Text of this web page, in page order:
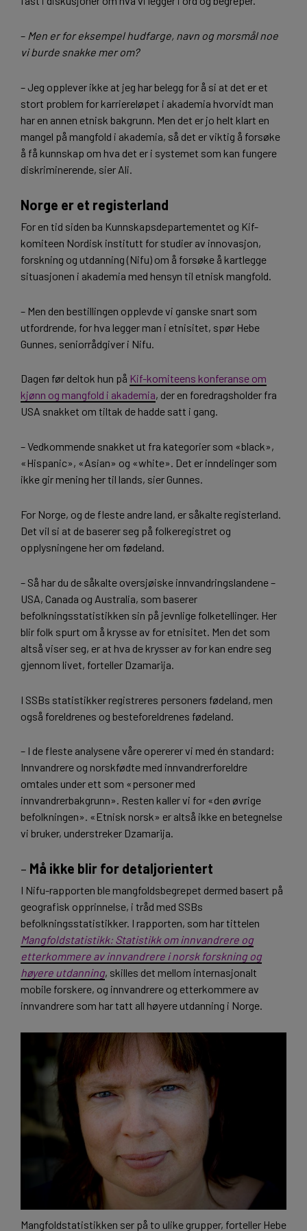
– Men er for eksempel hudfarge, navn og morsmål noe
vi burde snakke mer om?
– Jeg opplever ikke at jeg har belegg for å si at det er et
stort problem for karriereløpet i akademia hvorvidt man
har en annen etnisk bakgrunn. Men det er jo helt klart en
mangel på mangfold i akademia, så det er viktig å forsøke
å få kunnskap om hva det er i systemet som kan fungere
diskriminerende, sier Ali.
Norge er et registerland
For en tid siden ba Kunnskapsdepartementet og Kif-
komiteen Nordisk institutt for studier av innovasjon,
forskning og utdanning (Nifu) om å forsøke å kartlegge
situasjonen i akademia med hensyn til etnisk mangfold.
– Men den bestillingen opplevde vi ganske snart som
utfordrende, for hva legger man i etnisitet, spør Hebe
Gunnes, seniorrådgiver i Nifu.
Dagen før deltok hun på Kif-komiteens konferanse om
kjønn og mangfold i akademia, der en foredragsholder fra
USA snakket om tiltak de hadde satt i gang.
– Vedkommende snakket ut fra kategorier som «black»,
«Hispanic», «Asian» og «white». Det er inndelinger som
ikke gir mening her til lands, sier Gunnes.
For Norge, og de fleste andre land, er såkalte registerland.
Det vil si at de baserer seg på folkeregistret og
opplysningene her om fødeland.
– Så har du de såkalte oversjøiske innvandringslandene –
USA, Canada og Australia, som baserer
befolkningsstatistikken sin på jevnlige folketellinger. Her
blir folk spurt om å krysse av for etnisitet. Men det som
altså viser seg, er at hva de krysser av for kan endre seg
gjennom livet, forteller Dzamarija.
I SSBs statistikker registreres personers fødeland, men
også foreldrenes og besteforeldrenes fødeland.
– I de fleste analysene våre opererer vi med én standard:
Innvandrere og norskfødte med innvandrerforeldre
omtales under ett som «personer med
innvandrerbakgrunn». Resten kaller vi for «den øvrige
befolkningen». «Etnisk norsk» er altså ikke en betegnelse
vi bruker, understreker Dzamarija.
– Må ikke blir for detaljorientert
I Nifu-rapporten ble mangfoldsbegrepet dermed basert på
geografisk opprinnelse, i tråd med SSBs
befolkningsstatistikker. I rapporten, som har tittelen
Mangfoldstatistikk: Statistikk om innvandrere og
etterkommere av innvandrere i norsk forskning og
høyere utdanning, skilles det mellom internasjonalt
mobile forskere, og innvandrere og etterkommere av
innvandrere som har tatt all høyere utdanning i Norge.
Mangfoldstatistikken ser på to ulike grupper, forteller Hebe